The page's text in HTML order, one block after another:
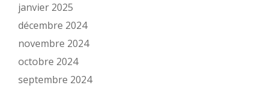
janvier 2025
décembre 2024
novembre 2024
octobre 2024
septembre 2024